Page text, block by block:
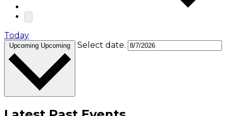
Today
Upcoming Upcoming Select date.